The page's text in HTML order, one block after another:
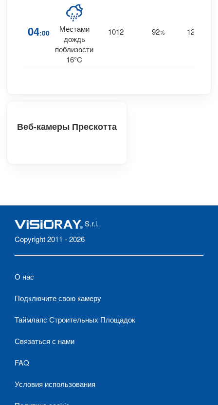
04:00
Местами
дождь
поблизости
16°C
1012 92% 12
Веб-камеры Прескотта
S.r.l.
Copyright 2011 - 2026
О нас
Подключите свою камеру
Таймлапс Строительных Площадок
Связаться с нами
FAQ
Условия использования